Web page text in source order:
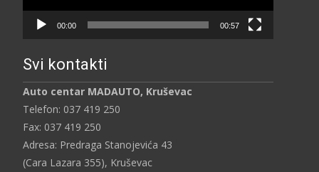
00:00 00:57
Svi kontakti
Auto centar MADAUTO, Kruševac
Telefon: 037 419 250
Fax: 037 419 250
Adresa: Predraga Stanojevića 43
(Cara Lazara 355), Kruševac